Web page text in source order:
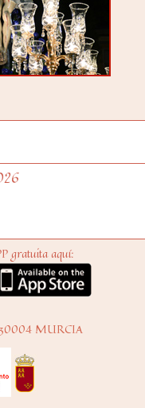
gratuita aquí:
30004 MURCIA